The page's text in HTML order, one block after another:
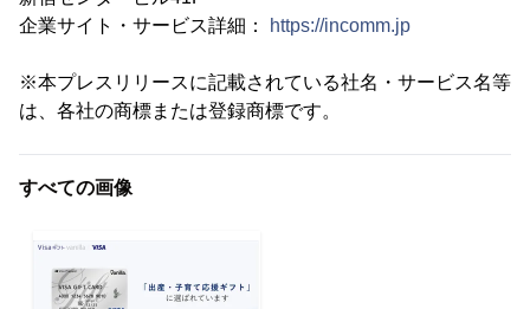
企業サイト・サービス詳細：
https://incomm.jp
※本プレスリリースに記載されている社名・サービス名等
は、各社の商標または登録商標です。
すべての画像